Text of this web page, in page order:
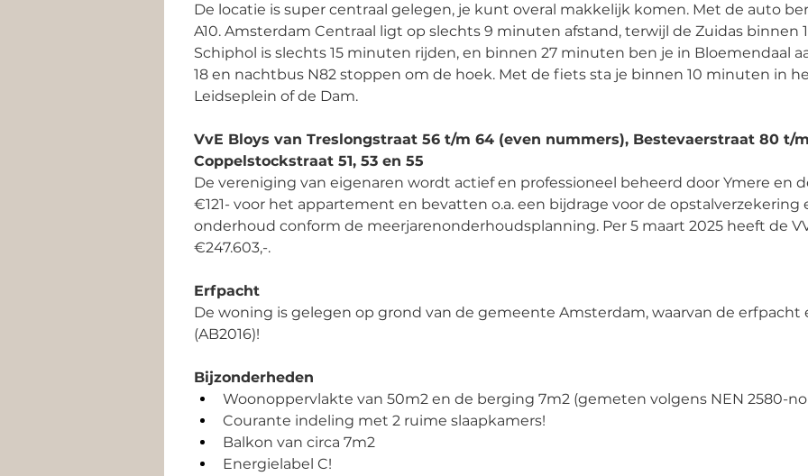
De locatie is super centraal gelegen, je kunt overal makkelijk komen. Met de auto
A10. Amsterdam Centraal ligt op slechts 9 minuten afstand, terwijl de Zuidas binnen
Schiphol is slechts 15 minuten rijden, en binnen 27 minuten ben je in Bloemendaal
18 en nachtbus N82 stoppen om de hoek. Met de fiets sta je binnen 10 minuten in
Leidseplein of de Dam.
VvE Bloys van Treslongstraat 56 t/m 64 (even nummers), Bestevaerstraat 80 t/
Coppelstockstraat 51, 53 en 55
De vereniging van eigenaren wordt actief en professioneel beheerd door Ymere en
€121- voor het appartement en bevatten o.a. een bijdrage voor de
onderhoud conform de meerjarenonderhoudsplanning. Per 5 maart 2025 heeft de
€247.603,-.
Erfpacht
De woning is gelegen op grond van de gemeente Amsterdam, waarvan de
(AB2016)!
Bijzonderheden
Woonoppervlakte van 50m2 en de berging 7m2 (gemeten volgens NEN 2580-
Courante indeling met 2 ruime slaapkamers!
Balkon van circa 7m2
Energielabel C!